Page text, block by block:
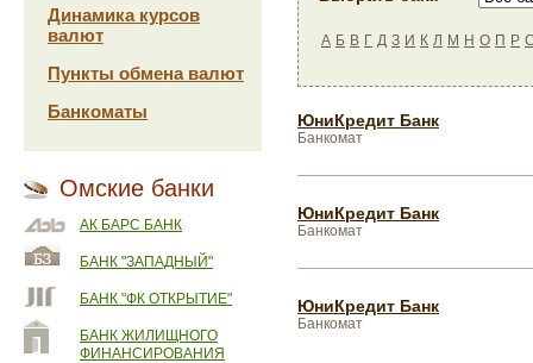
Динамика курсов
валют
Пункты обмена валют
Банкоматы
Омские банки
АК БАРС БАНК
БАНК "ЗАПАДНЫЙ"
БАНК "ФК ОТКРЫТИЕ"
БАНК ЖИЛИЩНОГО
ФИНАНСИРОВАНИЯ
А Б В Г Д З И К Л М Н О П Р
ЮниКредит Банк
Банкомат
ЮниКредит Банк
Банкомат
ЮниКредит Банк
Банкомат